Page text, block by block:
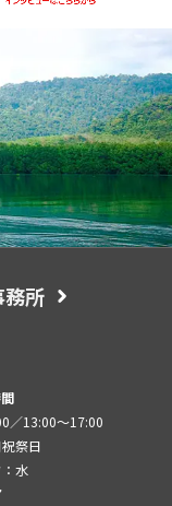
務所
／13:00～17:00
祭日
水